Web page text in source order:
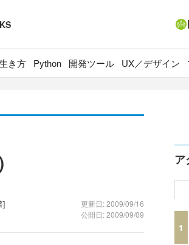
き方 Python 開発ツール UX／デザイン
]
更新日: 2009/09/16
公開日: 2009/09/09
ア
1